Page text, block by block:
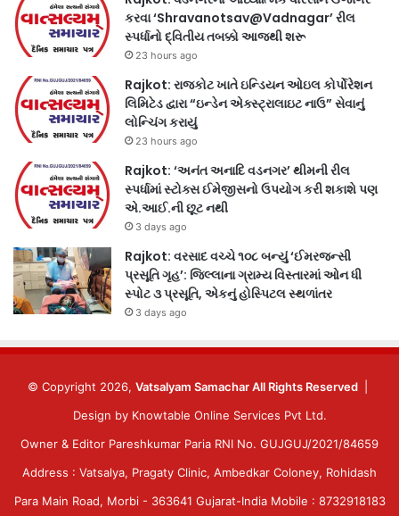
કરવા ‘Shravanotsav@Vadnagar’ રીલ
સ્પર્ધાનો દ્વિતીય તબક્કો આજથી શરૂ
23 hours ago
Rajkot: રાજકોટ ખાતે ઇન્ડિયન ઓઇલ કોર્પોરેશન
લિમિટેડ દ્વારા “ઇન્ડેન એક્સ્ટ્રાલાઇટ નાઉ” સેવાનું
લોન્ચિંગ કરાયું
23 hours ago
Rajkot: ‘અનંત અનાદિ વડનગર’ થીમની રીલ
સ્પર્ધામાં સ્ટોક્સ ઈમેજીસનો ઉપયોગ કરી શકાશે પણ
એ.આઈ.ની છૂટ નથી
3 days ago
Rajkot: વરસાદ વચ્ચે ૧૦૮ બન્યું ‘ઈમરજન્સી
પ્રસૂતિ ગૃહ’: જિલ્લાના ગ્રામ્ય વિસ્તારમાં ઓન ધી
સ્પોટ ૩ પ્રસૂતિ, એકનું હોસ્પિટલ સ્થળાંતર
3 days ago
© Copyright 2026, Vatsalyam Samachar All Rights Reserved
Design by Knowtable Online Services Pvt Ltd.
Owner & Editor Pareshkumar Paria RNI No. GUJGUJ/2021/84659
Address : Vatsalya, Pragaty Clinic, Ambedkar Coloney, Rohidash
Para Main Road, Morbi - 363641 Gujarat-India Mobile : 8732918183